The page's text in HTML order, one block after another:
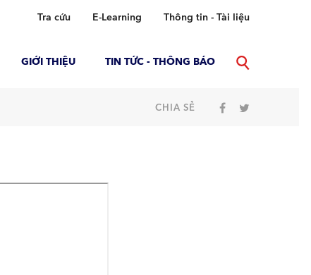
Tra cứu E-Learning Thông tin - Tài liệu
GIỚI THIỆU TIN TỨC - THÔNG BÁO
CHIA SẺ